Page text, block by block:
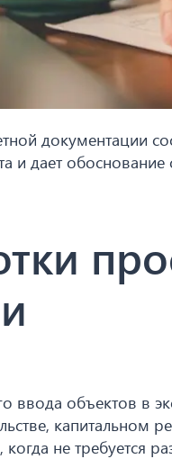
документации
и дает обоснование
ввода объектов в
капитальном
не требуется